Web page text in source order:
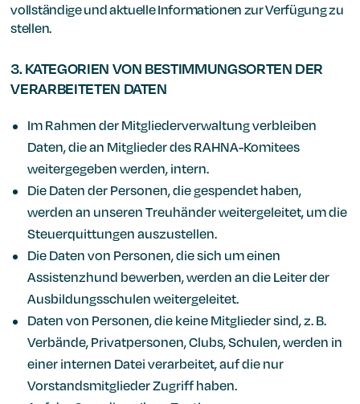
vollständige und aktuelle Informationen zur Verfügung zu
stellen.
3. KATEGORIEN VON BESTIMMUNGSORTEN DER
VERARBEITETEN DATEN
Im Rahmen der Mitgliederverwaltung verbleiben
Daten, die an Mitglieder des RAHNA-Komitees
weitergegeben werden, intern.
Die Daten der Personen, die gespendet haben,
werden an unseren Treuhänder weitergeleitet, um die
Steuerquittungen auszustellen.
Die Daten von Personen, die sich um einen
Assistenzhund bewerben, werden an die Leiter der
Ausbildungsschulen weitergeleitet.
Daten von Personen, die keine Mitglieder sind, z. B.
Verbände, Privatpersonen, Clubs, Schulen, werden in
einer internen Datei verarbeitet, auf die nur
Vorstandsmitglieder Zugriff haben.